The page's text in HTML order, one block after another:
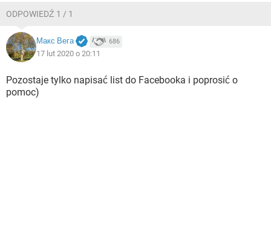
ODPOWIEDŹ 1 / 1
Макс Вега 686
17 lut 2020 o 20:11
Pozostaje tylko napisać list do Facebooka i poprosić o
pomoc)